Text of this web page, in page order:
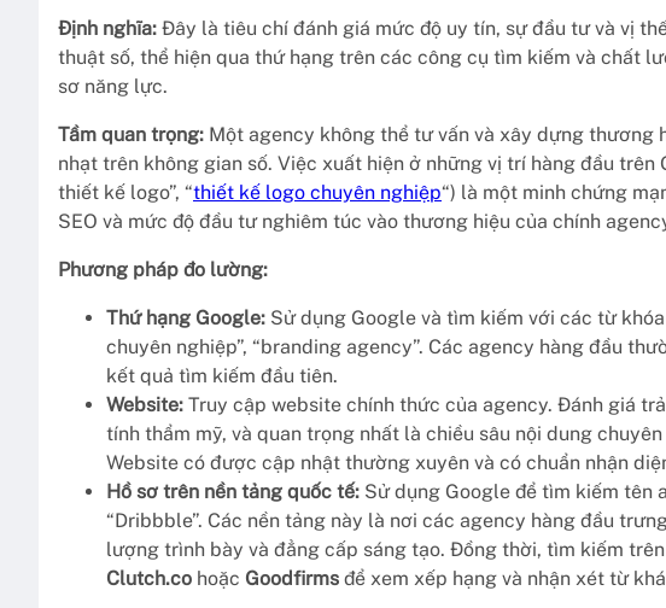
Định nghĩa: Đây là tiêu chí đánh giá mức độ uy tín, sự đầu tư và vị
thuật số, thể hiện qua thứ hạng trên các công cụ tìm kiếm và chất
sơ năng lực.
Tầm quan trọng: Một agency không thể tư vấn và xây dựng thương
nhạt trên không gian số. Việc xuất hiện ở những vị trí hàng đầu
thiết kế logo”, “thiết kế logo chuyên nghiệp“) là một minh chứng
SEO và mức độ đầu tư nghiêm túc vào thương hiệu của chính
Phương pháp đo lường:
Thứ hạng Google: Sử dụng Google và tìm kiếm với các từ
chuyên nghiệp”, “branding agency”. Các agency hàng đầu
kết quả tìm kiếm đầu tiên.
Website: Truy cập website chính thức của agency. Đánh giá
tính thẩm mỹ, và quan trọng nhất là chiều sâu nội dung
Website có được cập nhật thường xuyên và có chuẩn nhận
Hồ sơ trên nền tảng quốc tế: Sử dụng Google để tìm kiếm tên
“Dribbble”. Các nền tảng này là nơi các agency hàng đầu
lượng trình bày và đẳng cấp sáng tạo. Đồng thời, tìm kiếm
Clutch.co hoặc Goodfirms để xem xếp hạng và nhận xét từ